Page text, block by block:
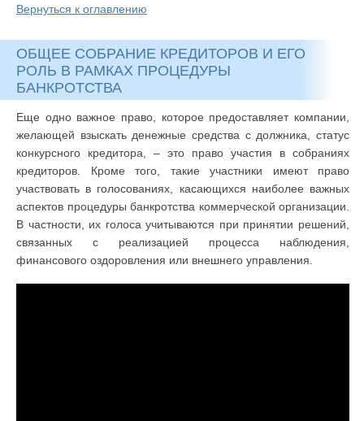
Вернуться к оглавлению
ОБЩЕЕ СОБРАНИЕ КРЕДИТОРОВ И ЕГО
РОЛЬ В РАМКАХ ПРОЦЕДУРЫ
БАНКРОТСТВА
Еще одно важное право, которое предоставляет компании,
желающей взыскать денежные средства с должника, статус
конкурсного кредитора, – это право участия в собраниях
кредиторов. Кроме того, такие участники имеют право
участвовать в голосованиях, касающихся наиболее важных
аспектов процедуры банкротства коммерческой организации.
В частности, их голоса учитываются при принятии решений,
связанных с реализацией процесса наблюдения,
финансового оздоровления или внешнего управления.